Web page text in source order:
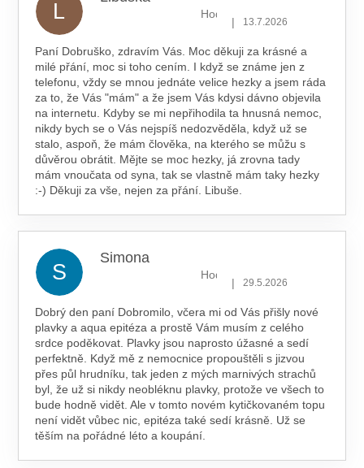
L Hodnocení obchodu je 5 z 5
| 13.7.2026
Paní Dobruško, zdravím Vás. Moc děkuji za krásné a
milé přání, moc si toho cením. I když se známe jen z
telefonu, vždy se mnou jednáte velice hezky a jsem ráda
za to, že Vás "mám" a že jsem Vás kdysi dávno objevila
na internetu. Kdyby se mi nepřihodila ta hnusná nemoc,
nikdy bych se o Vás nejspíš nedozvěděla, když už se
stalo, aspoň, že mám člověka, na kterého se můžu s
důvěrou obrátit. Mějte se moc hezky, já zrovna tady
mám vnoučata od syna, tak se vlastně mám taky hezky
:-) Děkuji za vše, nejen za přání. Libuše.
S
Simona
Hodnocení obchodu je 5 z 5
| 29.5.2026
Dobrý den paní Dobromilo, včera mi od Vás přišly nové
plavky a aqua epitéza a prostě Vám musím z celého
srdce poděkovat. Plavky jsou naprosto úžasné a sedí
perfektně. Když mě z nemocnice propouštěli s jizvou
přes půl hrudníku, tak jeden z mých marnivých strachů
byl, že už si nikdy neobléknu plavky, protože ve všech to
bude hodně vidět. Ale v tomto novém kytičkovaném topu
není vidět vůbec nic, epitéza také sedí krásně. Už se
těším na pořádné léto a koupání.